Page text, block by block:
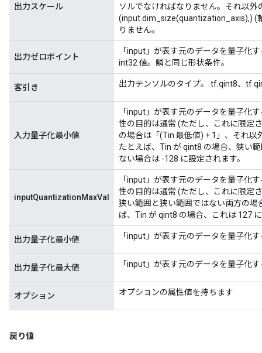
出力スケール
ソルでなければなりません。それ以外
(input.dim_size(quantization_axis),) (
りません。
出力ゼロポイント
「input」が表す元のデータを量子化
int32 値。鱗と同じ形状条件。
客引き 出力テンソルのタイプ。 tf.qint8、
入力量子化最小値
「input」が表す元のデータを量子化
性の目的は通常 (ただし、これに限定
の場合は「(Tin 最低値) + 1」、それ
たとえば、Tin が qint8 の場合、狭い
ない場合は -128 に設定されます。
inputQuantizationMaxVal
「input」が表す元のデータを量子化
性の目的は通常 (ただし、これに限定
狭い範囲と狭い範囲ではない両方の
ば、Tin が qint8 の場合、これは 127
出力量子化最小値 「input」が表す元のデータを量子化
出力量子化最大値 「input」が表す元のデータを量子化
オプション オプションの属性値を持ちます
戻り値